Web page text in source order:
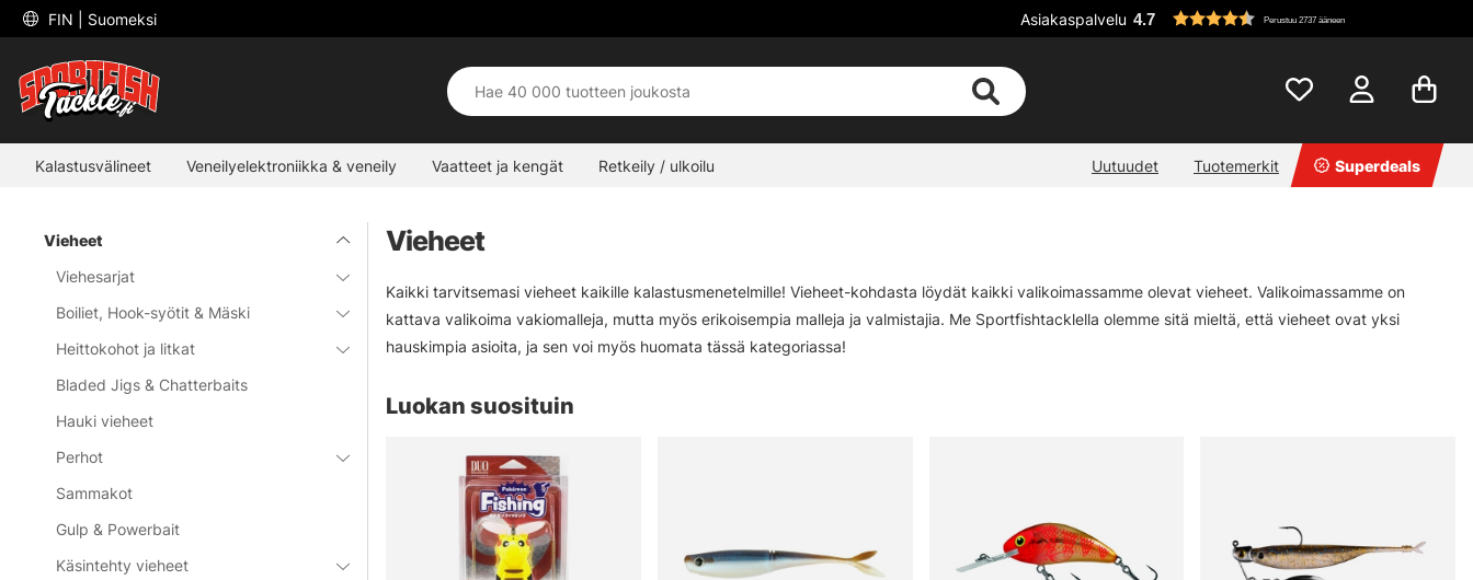
FIN | Suomeksi Asiakaspalvelu 4.7 Perustuu 2737 ääneen
Kalastusvälineet Veneilyelektroniikka & veneily Vaatteet ja kengät Retkeily / ulkoilu Uutuudet Tuotemerkit Superdeals
Vieheet
Viehesarjat
Boiliet, Hook-syötit & Mäski
Heittokohot ja litkat
Bladed Jigs & Chatterbaits
Hauki vieheet
Perhot
Sammakot
Gulp & Powerbait
Käsintehty vieheet
Vieheet
Kaikki tarvitsemasi vieheet kaikille kalastusmenetelmille! Vieheet-kohdasta löydät kaikki valikoimassamme olevat vieheet. Valikoimassamme on
kattava valikoima vakiomalleja, mutta myös erikoisempia malleja ja valmistajia. Me Sportfishtacklella olemme sitä mieltä, että vieheet ovat yksi
hauskimpia asioita, ja sen voi myös huomata tässä kategoriassa!
Luokan suosituin